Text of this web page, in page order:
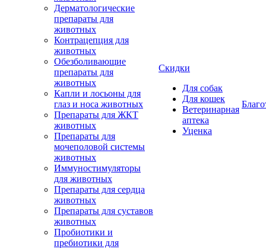
Дерматологические
препараты для
животных
Контрацепция для
животных
Обезболивающие
препараты для
животных
Капли и лосьоны для
глаз и носа животных
Препараты для ЖКТ
животных
Препараты для
мочеполовой системы
животных
Иммуностимуляторы
для животных
Препараты для сердца
животных
Препараты для суставов
животных
Пробиотики и
пребиотики для
Скидки
Для собак
Для кошек
Ветеринарная
аптека
Уценка